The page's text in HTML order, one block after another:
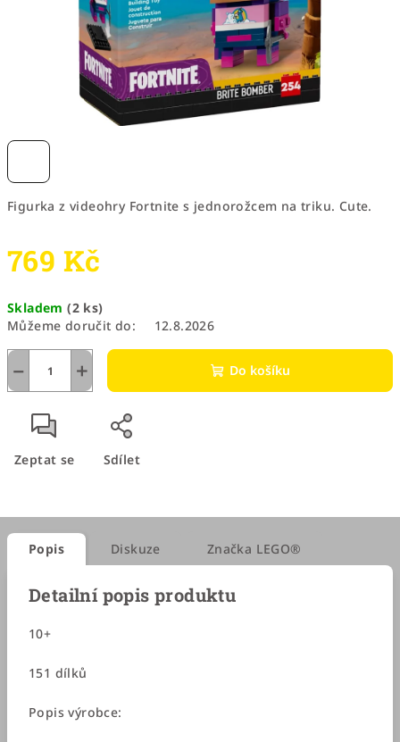
Figurka z videohry Fortnite s jednorožcem na triku. Cute.
769 Kč
cena:
Skladem(2 ks)
Můžeme doručit do:
12.8.2026
+
− Do košíku
Zeptat se Sdílet
Popis Diskuze Značka LEGO®
Detailní popis produktu
10+
151 dílků
Popis výrobce: